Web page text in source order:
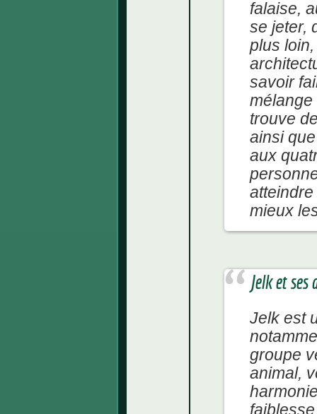
falaise,
se jeter,
plus
savoir
trouve
ainsi
aux
atteindre
mieux
Jelk et ses
Jelk est
groupe
animal,